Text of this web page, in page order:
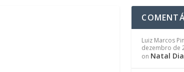
Luiz Marcos
dezembro de
on Natal